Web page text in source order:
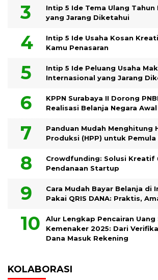
Intip 5 Ide Tema Ulang Tahun
yang Jarang Diketahui
Intip 5 Ide Usaha Kosan
Kamu Penasaran
Intip 5 Ide Peluang Usaha
Internasional yang Jarang
KPPN Surabaya II Dorong
Realisasi Belanja Negara
Panduan Mudah Menghitung
Produksi (HPP) untuk Pemula
Crowdfunding: Solusi Kreatif
Pendanaan Startup
Cara Mudah Bayar Belanja di
Pakai QRIS DANA: Praktis,
Alur Lengkap Pencairan Uang
Kemenaker 2025: Dari
Dana Masuk Rekening
KOLABORASI